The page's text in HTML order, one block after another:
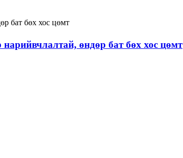
өндөр бат бөх хос цөмт